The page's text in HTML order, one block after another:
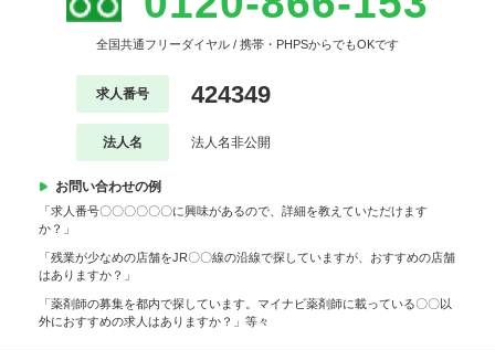
全国共通フリーダイヤル / 携帯・PHPSからでもOKです
求人番号 424349
法人名 法人名非公開
お問い合わせの例
「求人番号〇〇〇〇〇〇に興味があるので、詳細を教えていただけます
か？」
「残業が少なめの店舗をJR〇〇線の沿線で探していますが、おすすめの店舗
はありますか？」
「薬剤師の募集を都内で探しています。マイナビ薬剤師に載っている〇〇以
外におすすめの求人はありますか？」等々